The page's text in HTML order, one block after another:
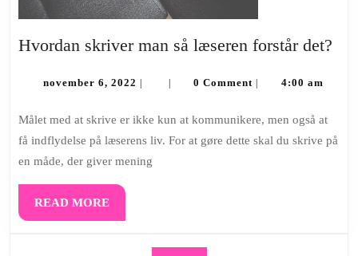
Hvordan skriver man så læseren forstår det?
november 6, 2022 november
| | 0 Comment | 4:00 am
Målet med at skrive er ikke kun at kommunikere, men også at
få indflydelse på læserens liv. For at gøre dette skal du skrive på
en måde, der giver mening
READ MOREREAD
MORE